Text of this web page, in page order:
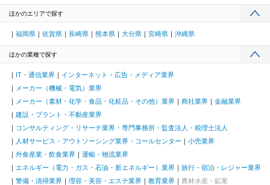
ほかのエリアで探す
福岡県 佐賀県 長崎県 熊本県 大分県 宮崎県 沖縄県
ほかの業種で探す
IT・通信業界
インターネット・広告・メディア業界
メーカー（機械・電気）業界
メーカー（素材・化学・食品・化粧品・その他）業界
商社業界
金融業界
建設・プラント・不動産業界
コンサルティング・リサーチ業界・専門事務所・監査法人・税理士法人
人材サービス・アウトソーシング業界・コールセンター
小売業界
外食産業・飲食業界
運輸・物流業界
エネルギー（電力・ガス・石油・新エネルギー）業界
旅行・宿泊・レジャー業界
警備・清掃業界
理容・美容・エステ業界 教育業界
農林水産・鉱業